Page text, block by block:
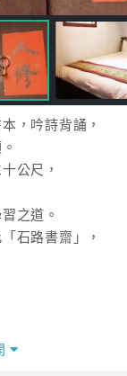
，吟詩背誦，
公尺，
之道。
石路書齋」，